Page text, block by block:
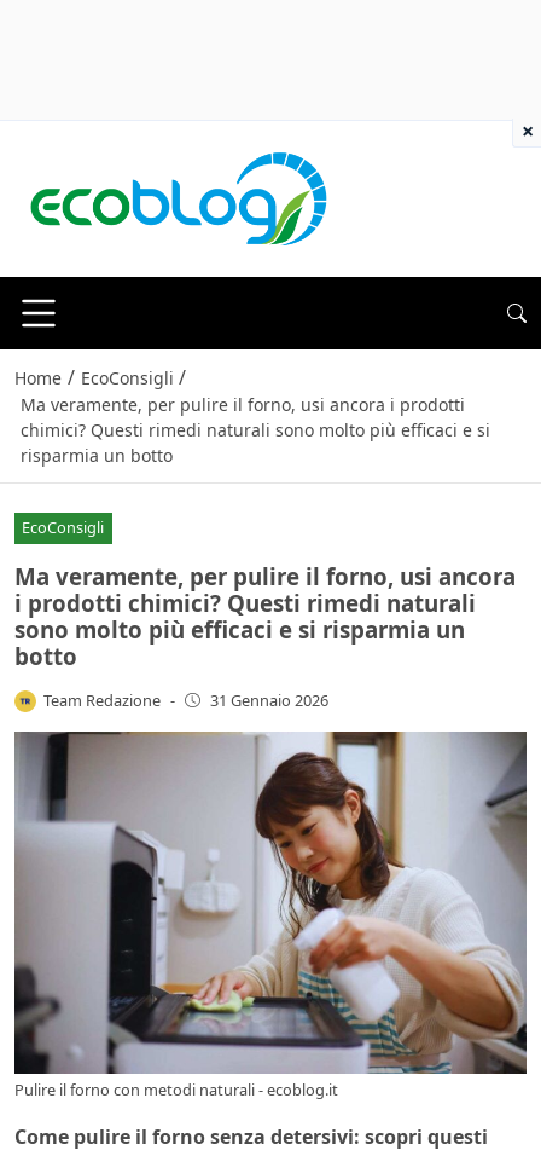
Home / EcoConsigli /
Ma veramente, per pulire il forno, usi ancora i prodotti
chimici? Questi rimedi naturali sono molto più efficaci e si
risparmia un botto
EcoConsigli
Ma veramente, per pulire il forno, usi ancora
i prodotti chimici? Questi rimedi naturali
sono molto più efficaci e si risparmia un
botto
Team Redazione - 31 Gennaio 2026
Pulire il forno con metodi naturali - ecoblog.it
Come pulire il forno senza detersivi: scopri questi
×